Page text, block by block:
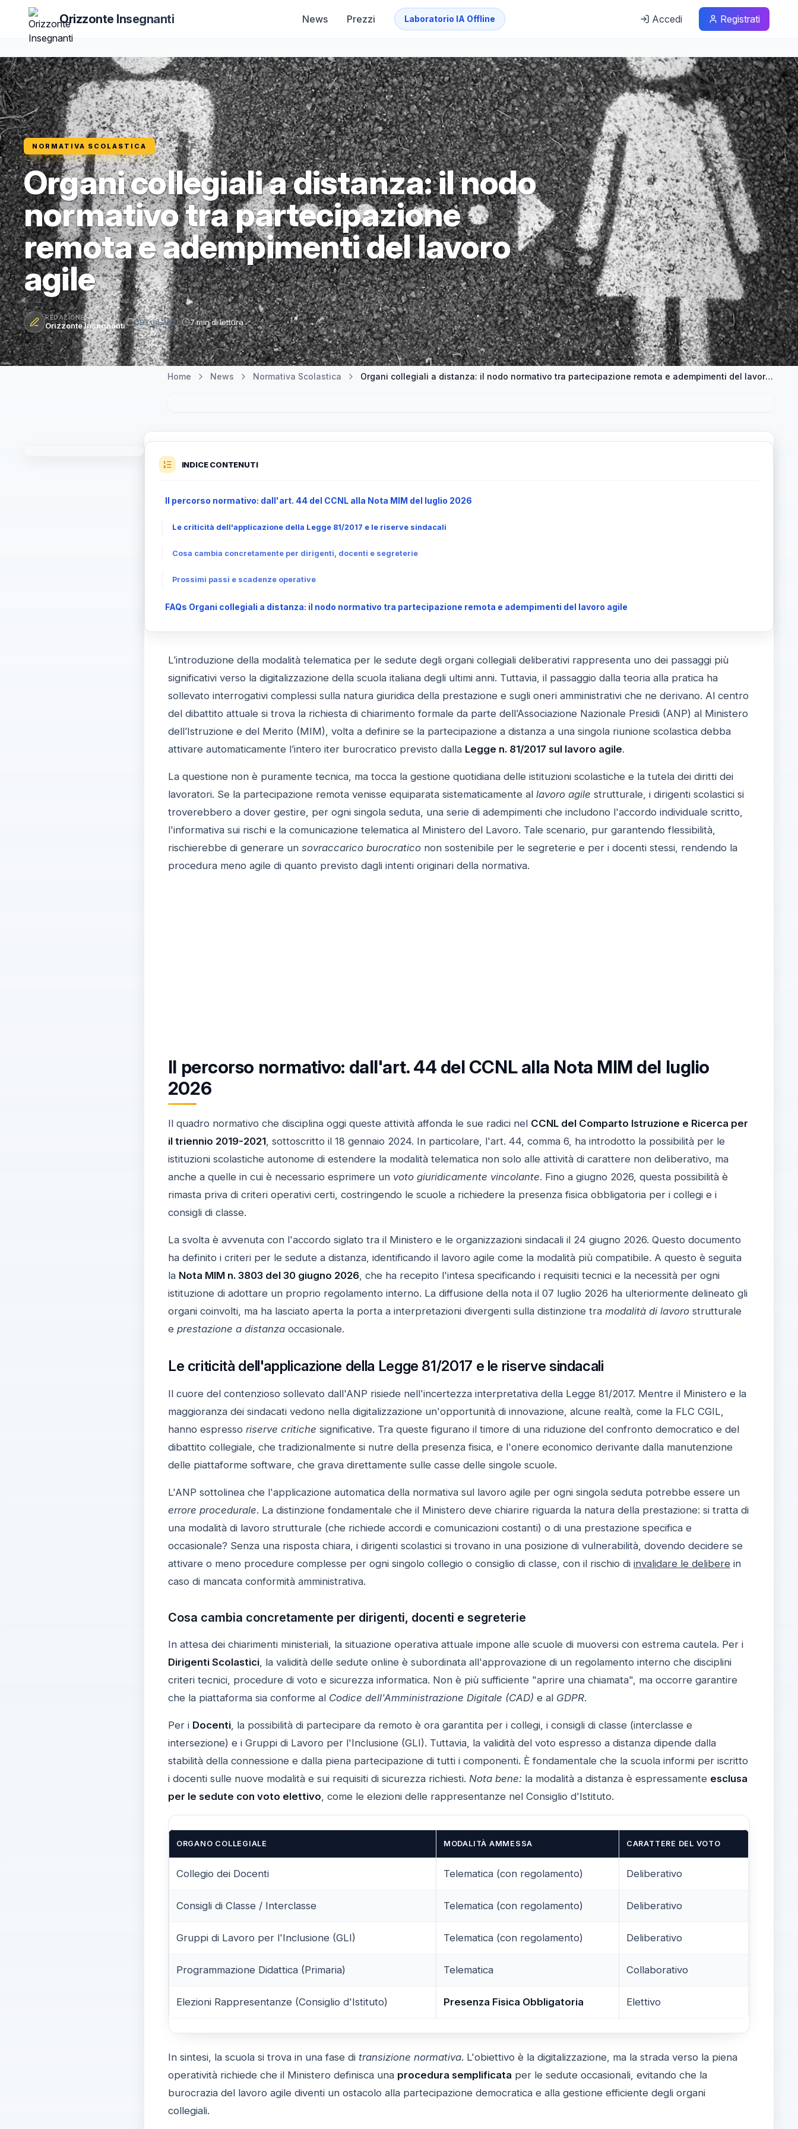
Orizzonte Insegnanti News Prezzi Laboratorio IA Offline Accedi Registrati
NORMATIVA SCOLASTICA
Organi collegiali a distanza: il nodo
normativo tra partecipazione
remota e adempimenti del lavoro
agile
REDAZIONE
Orizzonte Insegnanti 09 Lug 2026 7 min di lettura
Home News Normativa Scolastica Organi collegiali a distanza: il nodo normativo tra partecipazione remota e adempimenti del lavoro agile
INDICE CONTENUTI
Il percorso normativo: dall'art. 44 del CCNL alla Nota MIM del luglio 2026
Le criticità dell'applicazione della Legge 81/2017 e le riserve sindacali
Cosa cambia concretamente per dirigenti, docenti e segreterie
Prossimi passi e scadenze operative
FAQs Organi collegiali a distanza: il nodo normativo tra partecipazione remota e adempimenti del lavoro agile
L’introduzione della modalità telematica per le sedute degli organi collegiali deliberativi rappresenta uno dei passaggi più
significativi verso la digitalizzazione della scuola italiana degli ultimi anni. Tuttavia, il passaggio dalla teoria alla pratica ha
sollevato interrogativi complessi sulla natura giuridica della prestazione e sugli oneri amministrativi che ne derivano. Al centro
del dibattito attuale si trova la richiesta di chiarimento formale da parte dell’Associazione Nazionale Presidi (ANP) al Ministero
dell’Istruzione e del Merito (MIM), volta a definire se la partecipazione a distanza a una singola riunione scolastica debba
attivare automaticamente l’intero iter burocratico previsto dalla Legge n. 81/2017 sul lavoro agile.
La questione non è puramente tecnica, ma tocca la gestione quotidiana delle istituzioni scolastiche e la tutela dei diritti dei
lavoratori. Se la partecipazione remota venisse equiparata sistematicamente al lavoro agile strutturale, i dirigenti scolastici si
troverebbero a dover gestire, per ogni singola seduta, una serie di adempimenti che includono l'accordo individuale scritto,
l'informativa sui rischi e la comunicazione telematica al Ministero del Lavoro. Tale scenario, pur garantendo flessibilità,
rischierebbe di generare un sovraccarico burocraticonon sostenibile per le segreterie e per i docenti stessi, rendendo la
procedura meno agile di quanto previsto dagli intenti originari della normativa.
Il percorso normativo: dall'art. 44 del CCNL alla Nota MIM del luglio
2026
Il quadro normativo che disciplina oggi queste attività affonda le sue radici nel CCNL del Comparto Istruzione e Ricerca per
il triennio 2019-2021, sottoscritto il 18 gennaio 2024. In particolare, l'art. 44, comma 6, ha introdotto la possibilità per le
istituzioni scolastiche autonome di estendere la modalità telematica non solo alle attività di carattere non deliberativo, ma
anche a quelle in cui è necessario esprimere un voto giuridicamente vincolante. Fino a giugno 2026, questa possibilità è
rimasta priva di criteri operativi certi, costringendo le scuole a richiedere la presenza fisica obbligatoria per i collegi e i
consigli di classe.
La svolta è avvenuta con l'accordo siglato tra il Ministero e le organizzazioni sindacali il 24 giugno 2026. Questo documento
ha definito i criteri per le sedute a distanza, identificando il lavoro agile come la modalità più compatibile. A questo è seguita
la Nota MIM n. 3803 del 30 giugno 2026, che ha recepito l'intesa specificando i requisiti tecnici e la necessità per ogni
istituzione di adottare un proprio regolamento interno. La diffusione della nota il 07 luglio 2026 ha ulteriormente delineato gli
organi coinvolti, ma ha lasciato aperta la porta a interpretazioni divergenti sulla distinzione tra modalità di lavorostrutturale
e prestazione a distanzaoccasionale.
Le criticità dell'applicazione della Legge 81/2017 e le riserve sindacali
Il cuore del contenzioso sollevato dall'ANP risiede nell'incertezza interpretativa della Legge 81/2017. Mentre il Ministero e la
maggioranza dei sindacati vedono nella digitalizzazione un'opportunità di innovazione, alcune realtà, come la FLC CGIL,
hanno espresso riserve critiche significative. Tra queste figurano il timore di una riduzione del confronto democratico e del
dibattito collegiale, che tradizionalmente si nutre della presenza fisica, e l'onere economico derivante dalla manutenzione
delle piattaforme software, che grava direttamente sulle casse delle singole scuole.
L'ANP sottolinea che l'applicazione automatica della normativa sul lavoro agile per ogni singola seduta potrebbe essere un
errore procedurale. La distinzione fondamentale che il Ministero deve chiarire riguarda la natura della prestazione: si tratta di
una modalità di lavoro strutturale (che richiede accordi e comunicazioni costanti) o di una prestazione specifica e
occasionale? Senza una risposta chiara, i dirigenti scolastici si trovano in una posizione di vulnerabilità, dovendo decidere se
attivare o meno procedure complesse per ogni singolo collegio o consiglio di classe, con il rischio di invalidare le deliberein
caso di mancata conformità amministrativa.
Cosa cambia concretamente per dirigenti, docenti e segreterie
In attesa dei chiarimenti ministeriali, la situazione operativa attuale impone alle scuole di muoversi con estrema cautela. Per i
Dirigenti Scolastici, la validità delle sedute online è subordinata all'approvazione di un regolamento interno che disciplini
criteri tecnici, procedure di voto e sicurezza informatica. Non è più sufficiente "aprire una chiamata", ma occorre garantire
che la piattaforma sia conforme al Codice dell'Amministrazione Digitale (CAD) e al GDPR.
Per i Docenti, la possibilità di partecipare da remoto è ora garantita per i collegi, i consigli di classe (interclasse e
intersezione) e i Gruppi di Lavoro per l'Inclusione (GLI). Tuttavia, la validità del voto espresso a distanza dipende dalla
stabilità della connessione e dalla piena partecipazione di tutti i componenti. È fondamentale che la scuola informi per iscritto
i docenti sulle nuove modalità e sui requisiti di sicurezza richiesti. Nota bene: la modalità a distanza è espressamente esclusa
per le sedute con voto elettivo , come le elezioni delle rappresentanze nel Consiglio d'Istituto.
ORGANO COLLEGIALE MODALITÀ AMMESSA CARATTERE DEL VOTO
Collegio dei Docenti Telematica (con regolamento) Deliberativo
Consigli di Classe / Interclasse Telematica (con regolamento) Deliberativo
Gruppi di Lavoro per l'Inclusione (GLI) Telematica (con regolamento) Deliberativo
Programmazione Didattica (Primaria) Telematica Collaborativo
Elezioni Rappresentanze (Consiglio d'Istituto) Presenza Fisica Obbligatoria Elettivo
In sintesi, la scuola si trova in una fase di transizione normativa. L'obiettivo è la digitalizzazione, ma la strada verso la piena
operatività richiede che il Ministero definisca una procedura semplificata per le sedute occasionali, evitando che la
burocrazia del lavoro agile diventi un ostacolo alla partecipazione democratica e alla gestione efficiente degli organi
collegiali.